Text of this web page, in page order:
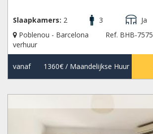
Slaapkamers: 2 3 Ja
Poblenou - Barcelona
Ref. BHB-7575
verhuur
vanaf 1360€/ Maandelijkse Huur